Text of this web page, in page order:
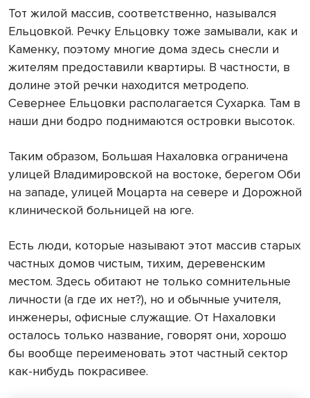
Тот жилой массив, соответственно, назывался
Ельцовкой. Речку Ельцовку тоже замывали, как и
Каменку, поэтому многие дома здесь снесли и
жителям предоставили квартиры. В частности, в
долине этой речки находится метродепо.
Севернее Ельцовки располагается Сухарка. Там в
наши дни бодро поднимаются островки высоток.
Таким образом, Большая Нахаловка ограничена
улицей Владимировской на востоке, берегом Оби
на западе, улицей Моцарта на севере и Дорожной
клинической больницей на юге.
Есть люди, которые называют этот массив старых
частных домов чистым, тихим, деревенским
местом. Здесь обитают не только сомнительные
личности (а где их нет?), но и обычные учителя,
инженеры, офисные служащие. От Нахаловки
осталось только название, говорят они, хорошо
бы вообще переименовать этот частный сектор
как-нибудь покрасивее.